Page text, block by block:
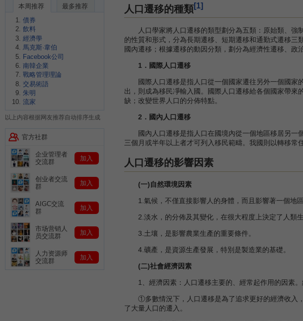
人口遷移的種類[1]
人口學家將人口遷移的類型劃分為五類：原始類、強
的性質和形式，分為長期遷移、短期遷移和通勤式遷移
國內遷移；根據遷移的動因分類，劃分為經濟性遷移、政
1．國際人口遷移
國際人口遷移是指人口從一個國家遷往另外一個國家
出，則成為移民凈輸入國。國際人口遷移給各個國家帶來
缺；改變世界人口的分佈特點。
2．國內人口遷移
國內人口遷移是指人口在國境內從一個地區移居另一
三個月或半年以上者才可列入移民範疇。我國則以轉移常
人口遷移的影響因素
(一)自然環境因素
1.氣候，不僅直接影響人的身體，而且影響著一個地區
2.淡水，的分佈及其變化，在很大程度上決定了人類生
3.土壤，是影響農業生產的重要條件。
4.礦產，是資源生產發展，特別是製造業的基礎。
(二)社會經濟因素
1、經濟因素：人口遷移主要的、經常起作用的因素。
①多數情況下，人口遷移是為了追求更好的經濟收入，
了大量人口的遷入。
本周推荐
最多推荐
債券
飲料
經濟學
馬克斯·韋伯
Facebook公司
南韓企業
戰略管理理論
交易術語
朱明
流家
以上内容根据网友推荐自动排序生成
官方社群
企业管理者
交流群
加入
创业者交流
群
加入
AIGC交流
群
加入
市场营销人
员交流群
加入
人力资源师
交流群
加入